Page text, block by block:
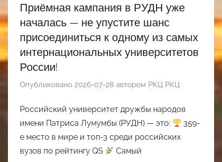
Приёмная кампания в РУДН уже
началась — не упустите шанс
присоединиться к одному из самых
интернациональных университетов
России!
Опубликовано 2026-07-28 автором РКЦ РКЦ
Российский университет дружбы народов
имени Патриса Лумумбы (РУДН) — это:
359-
е место в мире и топ-3 среди российских
вузов по рейтингу QS
Самый